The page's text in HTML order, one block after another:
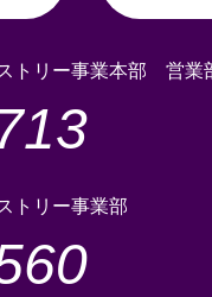
トリー事業本部 営
トリー事業部